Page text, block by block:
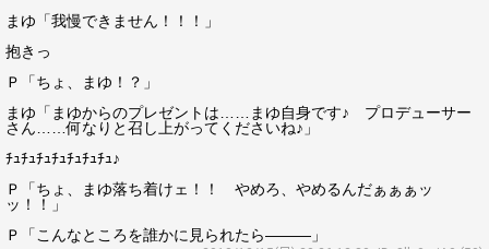
まゆ「我慢できません！！！」
抱きっ
Ｐ「ちょ、まゆ！？」
まゆ「まゆからのプレゼントは……まゆ自身です♪ プロデューサー
さん……何なりと召し上がってくださいね♪」
ﾁｭﾁｭﾁｭﾁｭﾁｭﾁｭﾁｭ♪
Ｐ「ちょ、まゆ落ち着けェ！！ やめろ、やめるんだぁぁぁッ
ッ！！」
Ｐ「こんなところを誰かに見られたら―――」